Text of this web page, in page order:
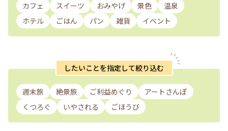
カフェ スイーツ おみやげ 景色
温泉
ホテル
ごはん パン 雑貨 イベント
したいことを指定して絞り込む
週末旅 絶景旅 ご利益めぐり
アートさんぽ
くつろぐ
いやされる ごほうび